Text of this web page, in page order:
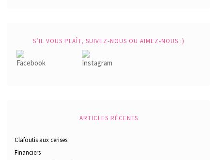
S’IL VOUS PLAÎT, SUIVEZ-NOUS OU AIMEZ-NOUS :)
ARTICLES RÉCENTS
Clafoutis aux cerises
Financiers